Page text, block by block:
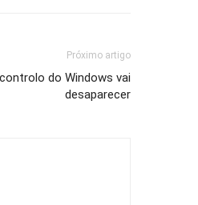
Próximo artigo
do Windows vai
desaparecer